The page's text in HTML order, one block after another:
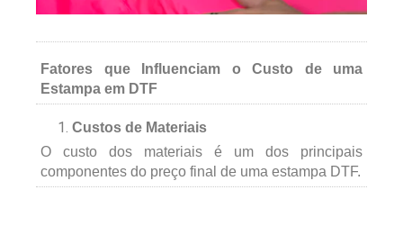
Fatores que Influenciam o Custo de uma
Estampa em DTF
Custos de Materiais
O custo dos materiais é um dos principais
componentes do preço final de uma estampa DTF.